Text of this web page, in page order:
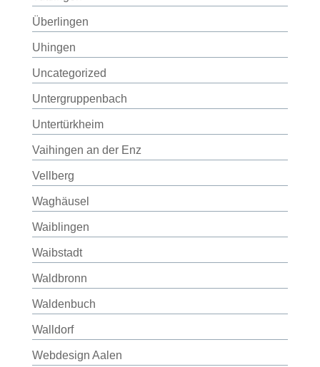
Überlingen
Uhingen
Uncategorized
Untergruppenbach
Untertürkheim
Vaihingen an der Enz
Vellberg
Waghäusel
Waiblingen
Waibstadt
Waldbronn
Waldenbuch
Walldorf
Webdesign Aalen